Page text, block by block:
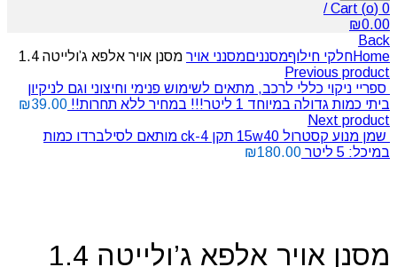
Cart (o) 0
/
₪0.00
Back
Homeחלקי חילוףמסנניםמסנני אויר מסנן אויר אלפא ג’ולייטה 1.4
Previous product
ספריי ניקוי כללי לרכב, מתאים לשימוש פנימי וחיצוני וגם לניקיון
ביתי כמות גדולה במיוחד 1 ליטר!!! במחיר ללא תחרות!!
₪39.00
Next product
שמן מנוע קסטרול 15w40 תקן ck-4 מותאם לסילברדו כמות
במיכל: 5 ליטר
₪180.00
מסנן אויר אלפא ג’ולייטה 1.4